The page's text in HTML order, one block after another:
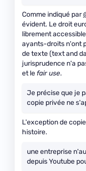
Comme indiqué par
évident. Le droit
librement
ayants-droits n'ont
de texte (text and
jurisprudence n'a
et lefair use.
Je précise que je
copie privée ne
L'exception de
histoire.
une entreprise
depuis Youtube